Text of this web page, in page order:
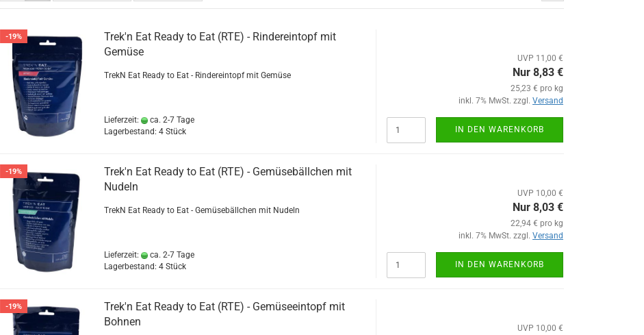
-19%
Trek'n Eat Ready to Eat (RTE) - Rindereintopf mit
Gemüse
TrekN Eat Ready to Eat - Rindereintopf mit Gemüse
Lieferzeit:
ca. 2-7 Tage
Lagerbestand: 4 Stück
UVP 11,00 €
Nur 8,83 €
25,23 € pro kg
inkl. 7% MwSt. zzgl. Versand
IN DEN WARENKORB
-19%
Trek'n Eat Ready to Eat (RTE) - Gemüsebällchen mit
Nudeln
TrekN Eat Ready to Eat - Gemüsebällchen mit Nudeln
Lieferzeit:
ca. 2-7 Tage
Lagerbestand: 4 Stück
UVP 10,00 €
Nur 8,03 €
22,94 € pro kg
inkl. 7% MwSt. zzgl. Versand
IN DEN WARENKORB
-19%
Trek'n Eat Ready to Eat (RTE) - Gemüseeintopf mit
Bohnen
UVP 10,00 €